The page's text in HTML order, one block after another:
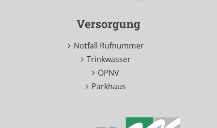
Versorgung
Notfall Rufnummer
Trinkwasser
ÖPNV
Parkhaus